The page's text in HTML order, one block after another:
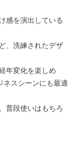
感を演出している
、洗練されたデザ
年変化を楽しめ
スシーンにも最適
普段使いはもちろ